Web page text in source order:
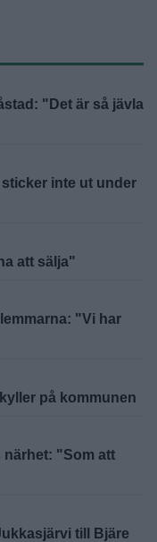
"Det är så jävla
inte ut under
att sälja"
"Vi har
på kommunen
närhet: "Som att
till Bjäre